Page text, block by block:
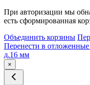
При авторизации мы
есть сформированная
Объединить корзины
Перенести в отложенные
д.16 мм
×